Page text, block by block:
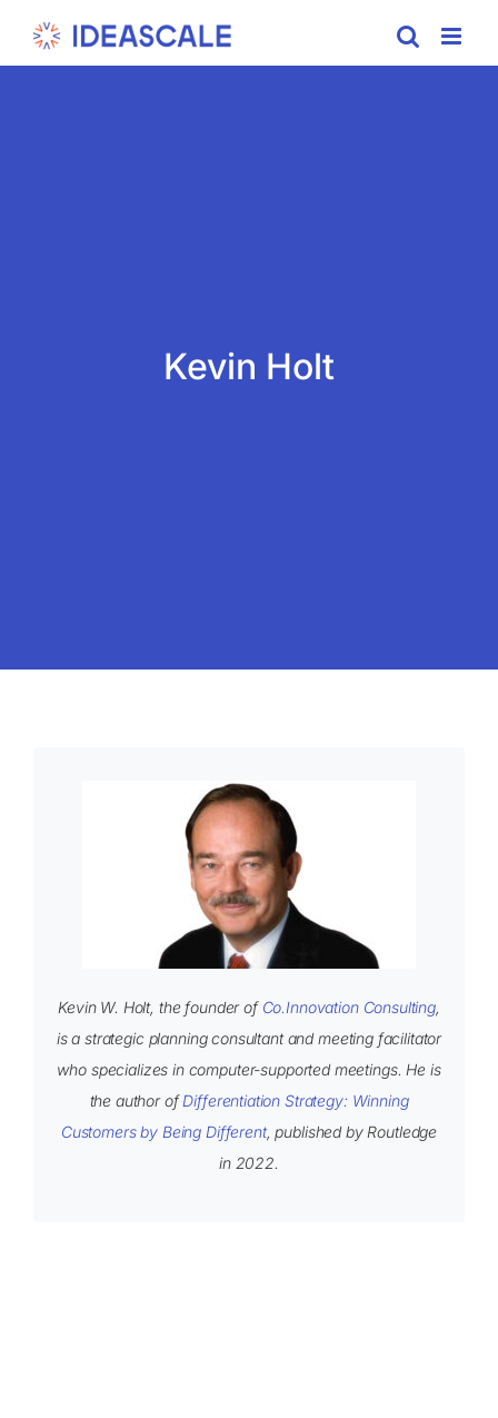
Kevin Holt
Kevin W. Holt, the founder of Co.Innovation Consulting,
is a strategic planning consultant and meeting facilitator
who specializes in computer-supported meetings. He is
the author ofDifferentiation Strategy: Winning
Customers by Being Different, published by Routledge
in 2022.